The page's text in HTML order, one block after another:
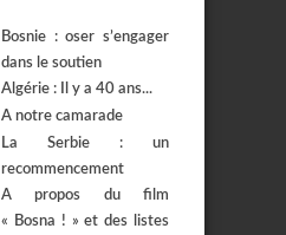
Bosnie : oser s’engager
dans le soutien
Algérie : Il y a 40 ans...
A notre camarade
La Serbie : un
recommencement
A propos du film
« Bosna ! » et des listes